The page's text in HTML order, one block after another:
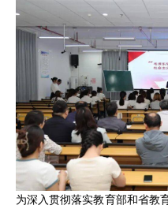
为深入贯彻落实教育部和省教